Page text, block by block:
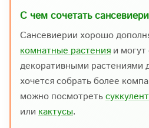
С чем сочетать
Сансевиерии хорошо
комнатные растения и могут
декоративными растениями
хочется собрать более
можно посмотреть
или кактусы.